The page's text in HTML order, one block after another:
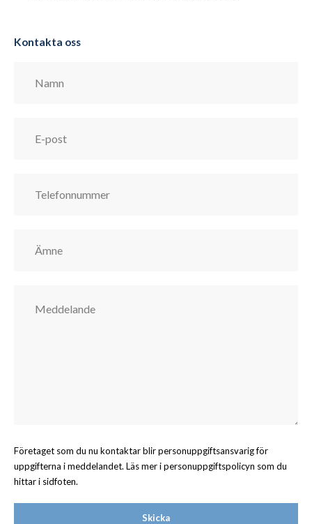
Kontakta oss
Företaget som du nu kontaktar blir personuppgiftsansvarig för
uppgifterna i meddelandet. Läs mer i personuppgiftspolicyn som du
hittar i sidfoten.
Skicka